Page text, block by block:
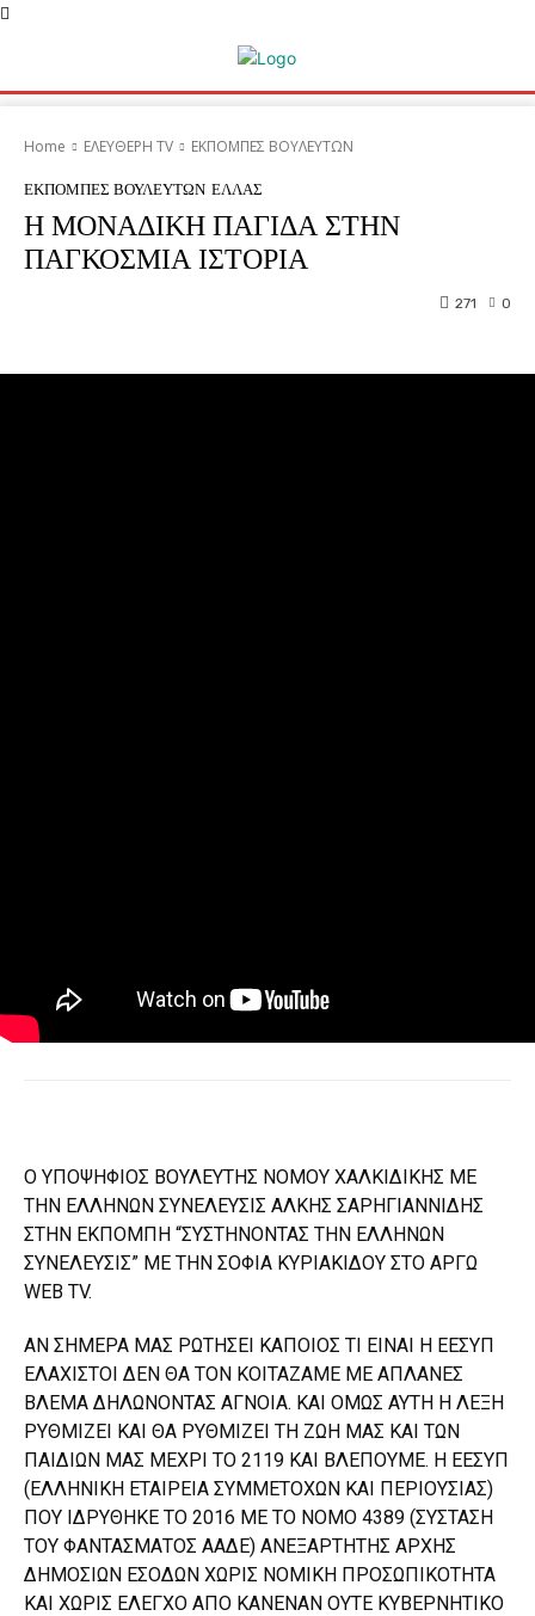
Home ΕΛΕΥΘΕΡΗ ΤV ΕΚΠΟΜΠΕΣ ΒΟΥΛΕΥΤΩΝ
ΕΚΠΟΜΠΕΣ ΒΟΥΛΕΥΤΩΝ ΕΛΛΑΣ
Η ΜΟΝΑΔΙΚΗ ΠΑΓΙΔΑ ΣΤΗΝ
ΠΑΓΚΟΣΜΙΑ ΙΣΤΟΡΙΑ
0
271
Ο ΥΠΟΨΗΦΙΟΣ ΒΟΥΛΕΥΤΗΣ ΝΟΜΟΥ ΧΑΛΚΙΔΙΚΗΣ ΜΕ
ΤΗΝ ΕΛΛΗΝΩΝ ΣΥΝΕΛΕΥΣΙΣ ΑΛΚΗΣ ΣΑΡΗΓΙΑΝΝΙΔΗΣ
ΣΤΗΝ ΕΚΠΟΜΠΗ “ΣΥΣΤΗΝΟΝΤΑΣ ΤΗΝ ΕΛΛΗΝΩΝ
ΣΥΝΕΛΕΥΣΙΣ” ΜΕ ΤΗΝ ΣΟΦΙΑ ΚΥΡΙΑΚΙΔΟΥ ΣΤΟ ΑΡΓΩ
WEB TV.
ΑΝ ΣΗΜΕΡΑ ΜΑΣ ΡΩΤΗΣΕΙ ΚΑΠΟΙΟΣ ΤΙ ΕΙΝΑΙ Η ΕΕΣΥΠ
ΕΛΑΧΙΣΤΟΙ ΔΕΝ ΘΑ ΤΟΝ ΚΟΙΤΑΖΑΜΕ ΜΕ ΑΠΛΑΝΕΣ
ΒΛΕΜΑ ΔΗΛΩΝΟΝΤΑΣ ΑΓΝΟΙΑ. ΚΑΙ ΟΜΩΣ ΑΥΤΗ Η ΛΕΞΗ
ΡΥΘΜΙΖΕΙ ΚΑΙ ΘΑ ΡΥΘΜΙΖΕΙ ΤΗ ΖΩΗ ΜΑΣ ΚΑΙ ΤΩΝ
ΠΑΙΔΙΩΝ ΜΑΣ ΜΕΧΡΙ ΤΟ 2119 ΚΑΙ ΒΛΕΠΟΥΜΕ. Η ΕΕΣΥΠ
(ΕΛΛΗΝΙΚΗ ΕΤΑΙΡΕΙΑ ΣΥΜΜΕΤΟΧΩΝ ΚΑΙ ΠΕΡΙΟΥΣΙΑΣ)
ΠΟΥ ΙΔΡΥΘΗΚΕ ΤΟ 2016 ΜΕ ΤΟ ΝΟΜΟ 4389 (ΣΥΣΤΑΣΗ
ΤΟΥ ΦΑΝΤΑΣΜΑΤΟΣ ΑΑΔΕ) ΑΝΕΞΑΡΤΗΤΗΣ ΑΡΧΗΣ
ΔΗΜΟΣΙΩΝ ΕΣΟΔΩΝ ΧΩΡΙΣ ΝΟΜΙΚΗ ΠΡΟΣΩΠΙΚΟΤΗΤΑ
ΚΑΙ ΧΩΡΙΣ ΕΛΕΓΧΟ ΑΠΟ ΚΑΝΕΝΑΝ ΟΥΤΕ ΚΥΒΕΡΝΗΤΙΚΟ